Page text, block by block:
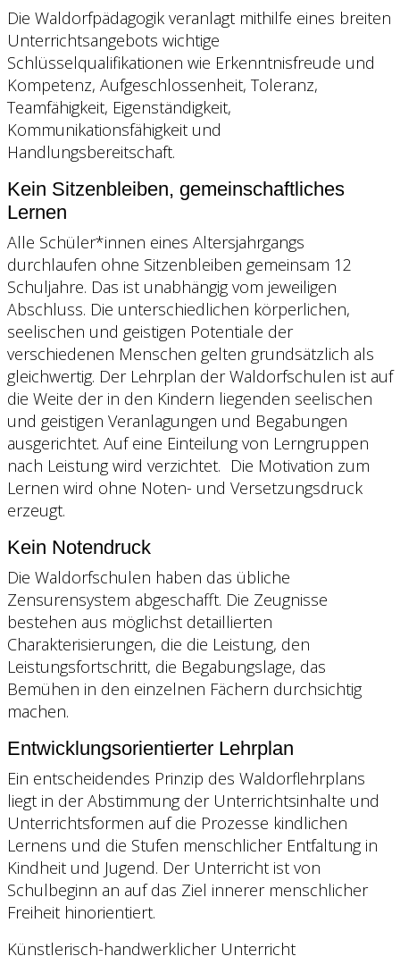
Die Waldorfpädagogik veranlagt mithilfe eines breiten
Unterrichtsangebots wichtige
Schlüsselqualifikationen wie Erkenntnisfreude und
Kompetenz, Aufgeschlossenheit, Toleranz,
Teamfähigkeit, Eigenständigkeit,
Kommunikationsfähigkeit und
Handlungsbereitschaft.
Kein Sitzenbleiben, gemeinschaftliches
Lernen
Alle Schüler*innen eines Altersjahrgangs
durchlaufen ohne Sitzenbleiben gemeinsam 12
Schuljahre. Das ist unabhängig vom jeweiligen
Abschluss. Die unterschiedlichen körperlichen,
seelischen und geistigen Potentiale der
verschiedenen Menschen gelten grundsätzlich als
gleichwertig. Der Lehrplan der Waldorfschulen ist auf
die Weite der in den Kindern liegenden seelischen
und geistigen Veranlagungen und Begabungen
ausgerichtet. Auf eine Einteilung von Lerngruppen
nach Leistung wird verzichtet. Die Motivation zum
Lernen wird ohne Noten- und Versetzungsdruck
erzeugt.
Kein Notendruck
Die Waldorfschulen haben das übliche
Zensurensystem abgeschafft. Die Zeugnisse
bestehen aus möglichst detaillierten
Charakterisierungen, die die Leistung, den
Leistungsfortschritt, die Begabungslage, das
Bemühen in den einzelnen Fächern durchsichtig
machen.
Entwicklungsorientierter Lehrplan
Ein entscheidendes Prinzip des Waldorflehrplans
liegt in der Abstimmung der Unterrichtsinhalte und
Unterrichtsformen auf die Prozesse kindlichen
Lernens und die Stufen menschlicher Entfaltung in
Kindheit und Jugend. Der Unterricht ist von
Schulbeginn an auf das Ziel innerer menschlicher
Freiheit hinorientiert.
Künstlerisch-handwerklicher Unterricht